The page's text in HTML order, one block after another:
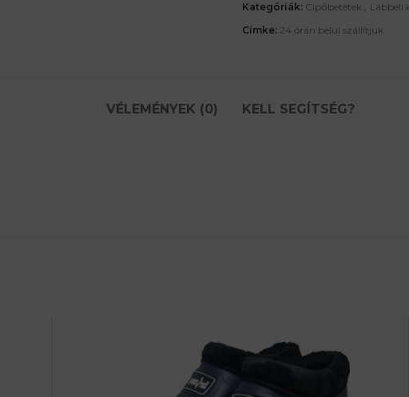
Kategóriák: Cipőbetétek , Lábbeli
Címke: 24 órán belül szállítjuk
VÉLEMÉNYEK (0) KELL SEGÍTSÉG?